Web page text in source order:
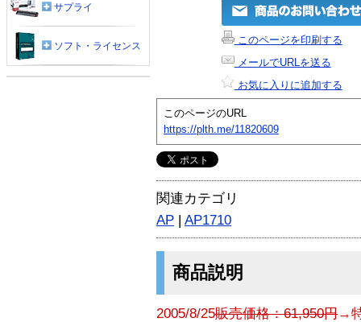
このページを印刷する
メールでURLを送る
お気に入りに追加する
このページのURL
https://plth.me/11820609
関連カテゴリ
AP | AP1710
商品説明
2005/8/25販売価格：61,950円→
サプライ
ソフト・ライセンス